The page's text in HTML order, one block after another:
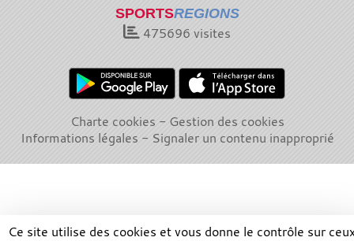
SPORTSREGIONS
475696 visites
Charte cookies
Gestion des cookies
Informations légales
Signaler un contenu inapproprié
Ce site utilise des cookies et vous donne le contrôle sur